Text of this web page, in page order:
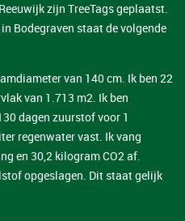
zijn TreeTags geplaatst.
Bodegraven staat de volgende
van 140 cm. Ik ben 22
van 1.713 m2. Ik ben
dagen zuurstof voor 1
regenwater vast. Ik vang
en 30,2 kilogram CO2 af.
opgeslagen. Dit staat gelijk